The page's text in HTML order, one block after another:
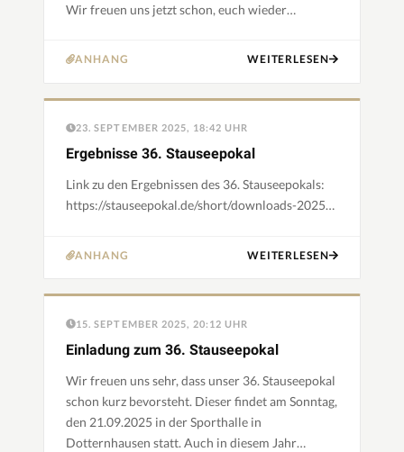
Wir freuen uns jetzt schon, euch wieder
Grüße Die T…
ANHANG WEITERLESEN
23. SEPTEMBER 2025, 18:42 UHR
Ergebnisse 36. Stauseepokal
Link zu den Ergebnissen des 36. Stauseepokals:
https://stauseepokal.de/short/downloads-2025…
ANHANG WEITERLESEN
15. SEPTEMBER 2025, 20:12 UHR
Einladung zum 36. Stauseepokal
Wir freuen uns sehr, dass unser 36. Stauseepokal
schon kurz bevorsteht. Dieser findet am Sonntag,
den 21.09.2025 in der Sporthalle in
Dotternhausen statt. Auch in diesem Jahr